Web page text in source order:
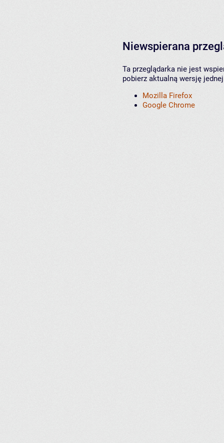
Niewspierana
Ta przeglądarka nie jest
pobierz aktualną wersję
Mozilla Firefox
Google Chrome